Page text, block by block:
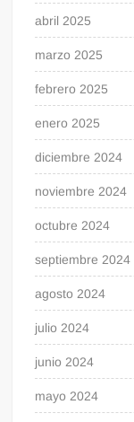
abril 2025
marzo 2025
febrero 2025
enero 2025
diciembre 2024
noviembre 2024
octubre 2024
septiembre 2024
agosto 2024
julio 2024
junio 2024
mayo 2024